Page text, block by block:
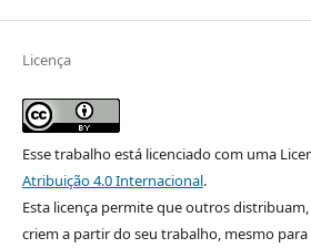
Licença
Esse trabalho está licenciado com uma
Atribuição 4.0 Internacional.
Esta licença permite que outros
criem a partir do seu trabalho, mesmo